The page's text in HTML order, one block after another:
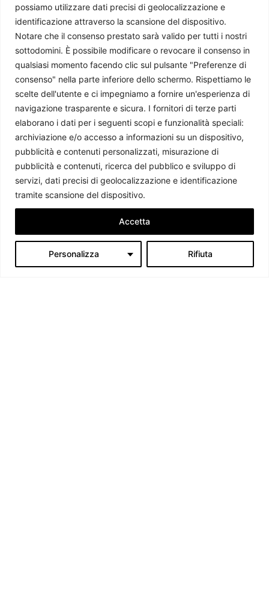
possiamo utilizzare dati precisi di geolocalizzazione e
identificazione attraverso la scansione del dispositivo.
Notare che il consenso prestato sarà valido per tutti i nostri
sottodomini. È possibile modificare o revocare il consenso in
qualsiasi momento facendo clic sul pulsante "Preferenze di
consenso" nella parte inferiore dello schermo. Rispettiamo le
scelte dell'utente e ci impegniamo a fornire un'esperienza di
navigazione trasparente e sicura. I fornitori di terze parti
elaborano i dati per i seguenti scopi e funzionalità speciali:
archiviazione e/o accesso a informazioni su un dispositivo,
pubblicità e contenuti personalizzati, misurazione di
pubblicità e contenuti, ricerca del pubblico e sviluppo di
servizi, dati precisi di geolocalizzazione e identificazione
tramite scansione del dispositivo.
Personalizza Rifiuta
Accetta
Nicaragua: la legittimazione di una dittatura
Simone Grussu - 14 Febbraio 2025